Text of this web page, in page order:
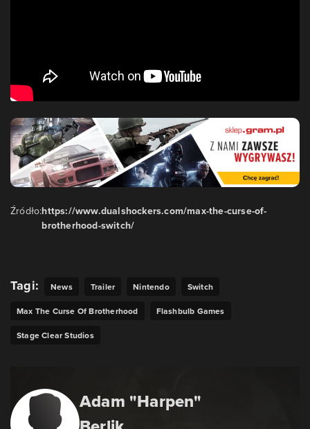
Źródło:https://www.dualshockers.com/max-the-curse-of-
brotherhood-switch/
Tagi: News Trailer Nintendo Switch
Max The Curse Of Brotherhood Flashbulb Games
Stage Clear Studios
Adam "Harpen"